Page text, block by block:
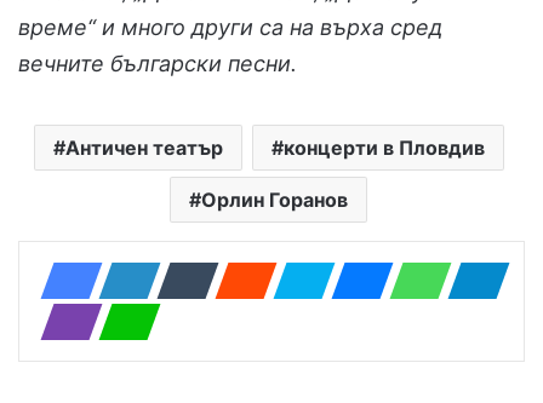
време“ и много други са на върха сред
вечните български песни.
Античен театър концерти в Пловдив
Орлин Горанов